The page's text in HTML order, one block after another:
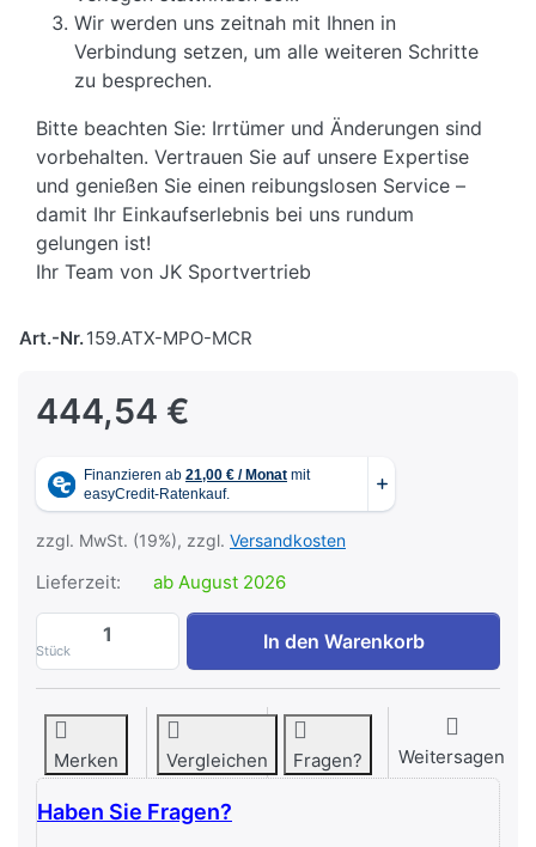
Wir werden uns zeitnah mit Ihnen in
Verbindung setzen, um alle weiteren Schritte
zu besprechen.
Bitte beachten Sie: Irrtümer und Änderungen sind
vorbehalten. Vertrauen Sie auf unsere Expertise
und genießen Sie einen reibungslosen Service –
damit Ihr Einkaufserlebnis bei uns rundum
gelungen ist!
Ihr Team von JK Sportvertrieb
Art.-Nr.159.ATX-MPO-MCR
444,54 €
zzgl. MwSt. (19%), zzgl. Versandkosten
Lieferzeit: ab August 2026
Stück
ATX® Multipresse Option zu ATX-MCR-
In den Warenkorb
Merken Vergleichen Fragen? Weitersagen
Haben Sie Fragen?